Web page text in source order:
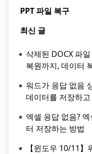
PPT 파일 복구
최신 글
삭제된 DOCX 파
복원까지, 데이터
워드가 응답 없음
데이터를 저장하
엑셀 응답 없음?
터 저장하는 방법
【윈도우 10/11